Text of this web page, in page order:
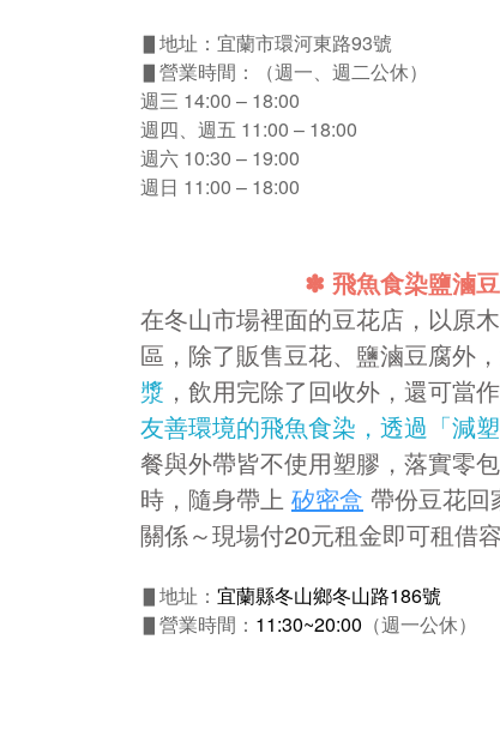
▋地址：宜蘭市環河東路93號
▋營業時間：（週一、週二公休）
週三 14:00 – 18:00
週四、週五 11:00 – 18:00
週六 10:30 – 19:00
週日 11:00 – 18:00
✽ 飛魚食染鹽滷
在冬山市場裡面的豆花店，以原
區，除了販售豆花、鹽滷豆腐外
漿 ，飲用完除了回收外，還可當
友善環境的飛魚食染，透過「減
餐與外帶皆不使用塑膠，落實零
時，隨身帶上 矽密盒 帶份豆花回
關係～現場付20元租金即可租借
▋地址： 宜蘭縣冬山鄉冬山路186號
▋營業時間： 11:30~20:00 （週一公休）